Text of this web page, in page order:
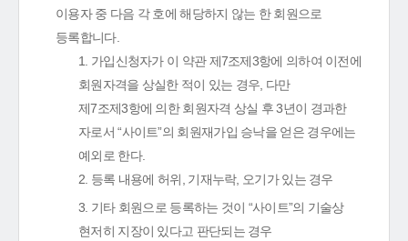
이용자 중 다음 각 호에 해당하지 않는 한 회원으로
등록합니다.
1. 가입신청자가 이 약관 제7조제3항에 의하여 이전에
회원자격을 상실한 적이 있는 경우, 다만
제7조제3항에 의한 회원자격 상실 후 3년이 경과한
자로서 “사이트”의 회원재가입 승낙을 얻은 경우에는
예외로 한다.
2. 등록 내용에 허위, 기재누락, 오기가 있는 경우
3. 기타 회원으로 등록하는 것이 “사이트”의 기술상
현저히 지장이 있다고 판단되는 경우